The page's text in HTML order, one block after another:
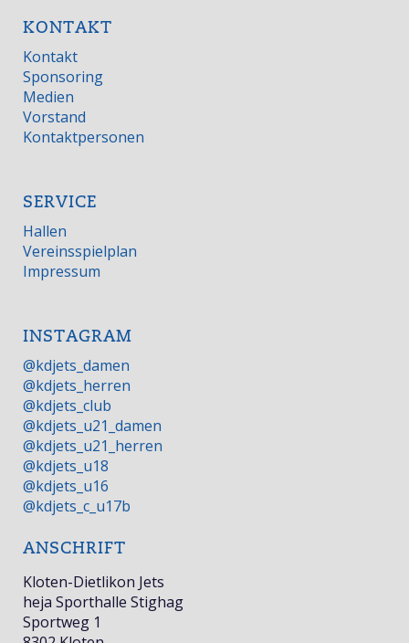
KONTAKT
Kontakt
Sponsoring
Medien
Vorstand
Kontaktpersonen
SERVICE
Hallen
Vereinsspielplan
Impressum
INSTAGRAM
@kdjets_damen
@kdjets_herren
@kdjets_club
@kdjets_u21_damen
@kdjets_u21_herren
@kdjets_u18
@kdjets_u16
@kdjets_c_u17b
ANSCHRIFT
Kloten-Dietlikon Jets
heja Sporthalle Stighag
Sportweg 1